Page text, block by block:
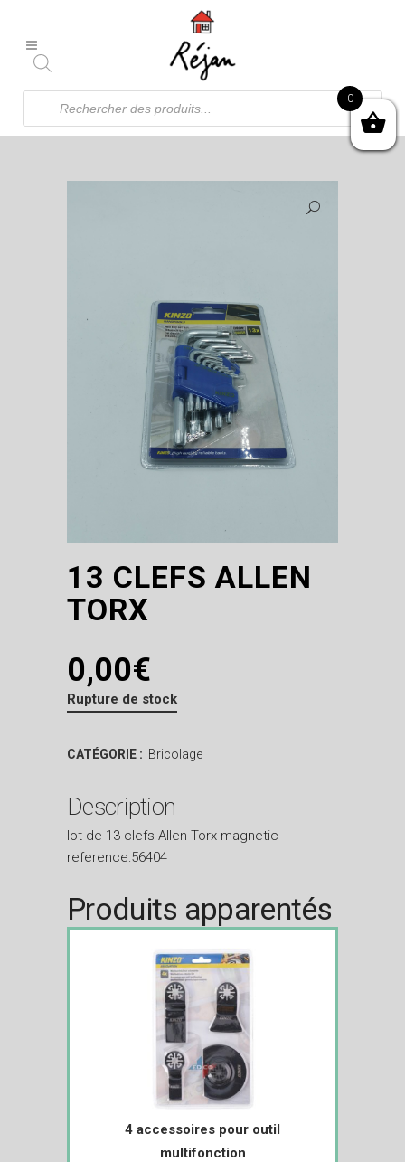
Recherche
produits
13 CLEFS ALLEN
TORX
0,00€
Rupture de stock
CATÉGORIE : Bricolage
Description
lot de 13 clefs Allen Torx magnetic
reference:56404
Produits apparentés
4 accessoires pour outil
multifonction
0